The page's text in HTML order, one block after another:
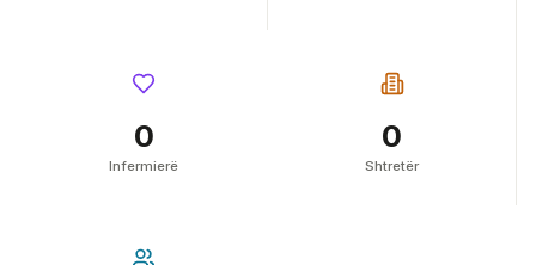
0
Infermierë
0
Shtretër